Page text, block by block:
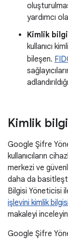
yardımcı
Kimlik
kullanıcı
bileşen.
Kimlik
Google Şifre
kullanıcıların
merkezi ve
daha da
Bilgisi Yöneticisi
işlevini kimlik
makaleyi
Google Şifre